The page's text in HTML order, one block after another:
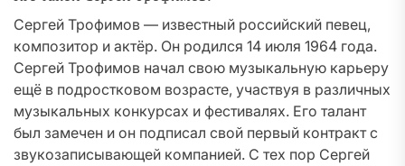
Сергей Трофимов — известный российский певец,
композитор и актёр. Он родился 14 июля 1964 года.
Сергей Трофимов начал свою музыкальную карьеру
ещё в подростковом возрасте, участвуя в различных
музыкальных конкурсах и фестивалях. Его талант
был замечен и он подписал свой первый контракт с
звукозаписывающей компанией. С тех пор Сергей